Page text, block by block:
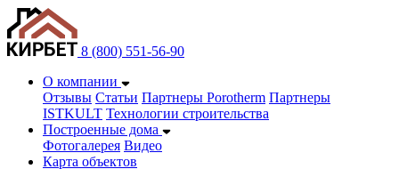
8 (800) 551-56-90
О компании
Отзывы Статьи Партнеры Porotherm Партнеры
ISTKULT Технологии строительства
Построенные дома
Фотогалерея Видео
Карта объектов